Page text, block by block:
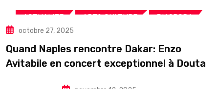
ACTUALITE ART& CULTURE DIASPORA
TOURISME
octobre 27, 2025
Quand Naples rencontre Dakar: Enzo
Avitabile en concert exceptionnel à Douta